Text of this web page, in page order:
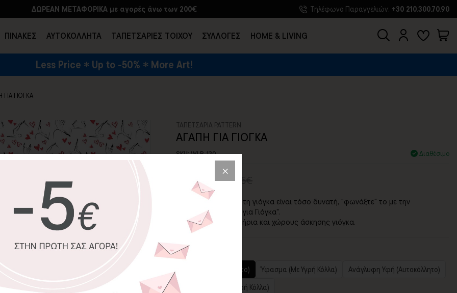
ΔΩΡΕΑΝ ΜΕΤΑΦΟΡΙΚΑ με αγορές άνω των 200€ Τηλέφωνο Παραγγελιών: +30 210.300.70.90
ΠΙΝΑΚΕΣ ΑΥΤΟΚΟΛΛΗΤΑ TΑΠΕΤΣΑΡΙΕΣ ΤΟΙΧΟΥ ΣΥΛΛΟΓΕΣ HOME & LIVING
ΕΝΔΥΣΗ & ΑΞΕΣΟΥΑΡ
Less Price Up to -50% More Art!
ΓΙΑ ΓΙΟΓΚΑ
ΤΑΠΕΤΣΑΡΙΑ PATTERN
ΑΓΑΠΗ ΓΙΑ ΓΙΟΓΚΑ
SKU: WLP-130 Διαθέσιμο
24,26€ 34,65€
Αν η αγάπη σας για τη γιόγκα είναι τόσο δυνατή, "φωνάξτε" το με την
ταπετσαρία "Αγάπη για Γιόγκα".
Ιδανική για γυμναστήρια και χώρους άσκησης γιόγκα.
Επιλέξτε υλικό
Βινύλιο (Αυτοκόλλητο) Ύφασμα (Με Υγρή Κόλλα)
Ανάγλυφη Υφή (Αυτοκόλλητο)
Ταπετσαρία (Με Υγρή Κόλλα)